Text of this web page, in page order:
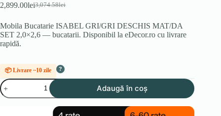
3,074.58lei
Prețul
a
fost:
2,899.00leiPrețul
este:
2,899.00lei.
Mobila Bucatarie ISABEL GRI/GRI DESCHIS MAT/DA
SET 2,0×2,6 — bucatarii. Disponibil la eDecor.ro cu livrare
rapidă.
📦 Livrare ~10 zile ?
Cantitate
Mobila
Bucatarie
Adaugă în coș